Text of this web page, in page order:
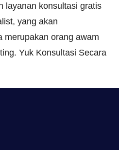
layanan konsultasi gratis
yang akan
merupakan orang awam
Yuk Konsultasi Secara